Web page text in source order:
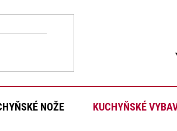
NOŽE KUCHYŇSKÉ